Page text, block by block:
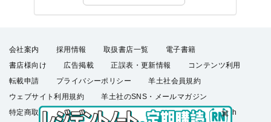
会社案内 採用情報 取扱書店一覧
電子書籍
書店様向け
広告掲載 正誤表・更新情報
コンテンツ利用
転載申請
プライバシーポリシー
羊土社会員規約
ウェブサイト利用規約
羊土社のSNS・メールマガジン
特定商取引法に基づく表示
FAQ お問い合わせ English